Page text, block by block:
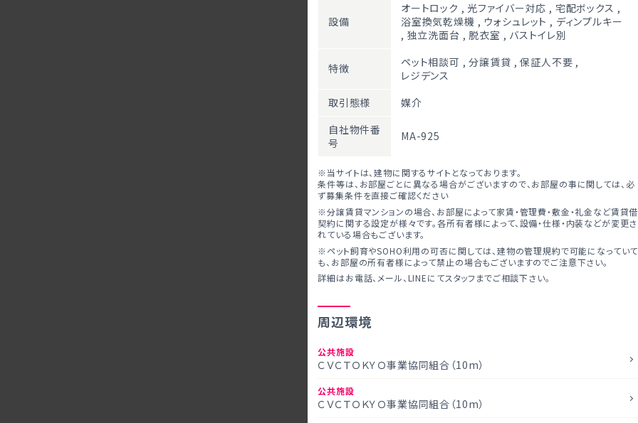
設備
オートロック , 光ファイバー対応 , 宅配ボックス ,
浴室換気乾燥機 , ウォシュレット , ディンプルキー
, 独立洗面台 , 脱衣室 , バストイレ別
特徴 ペット相談可 ,分譲賃貸 ,保証人不要 ,
レジデンス
取引態様
媒介
自社物件番
号
MA-925
※当サイトは、建物に関するサイトとなっております。
条件等は、お部屋ごとに異なる場合がございますので、お部屋の事に関しては、必
ず募集条件を直接ご確認ください
※分譲賃貸マンションの場合、お部屋によって家賃・管理費・敷金・礼金など賃貸借
契約に関する設定が様々です。各所有者様によって、設備・仕様・内装などが変更さ
れている場合もございます。
※ペット飼育やSOHO利用の可否に関しては、建物の管理規約で可能になっていて
も、お部屋の所有者様によって禁止の場合もございますのでご注意下さい。
詳細はお電話、メール、LINEにてスタッフまでご相談下さい。
周辺環境
公共施設
ＣＶＣＴＯＫＹＯ事業協同組合（10m）
公共施設
ＣＶＣＴＯＫＹＯ事業協同組合（10m）